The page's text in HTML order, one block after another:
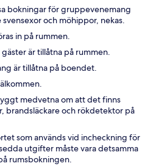
bokningar för gruppevenemang
och möhippor, nekas.
in på rummen.
är tillåtna på rummen.
är tillåtna på boendet.
medvetna om att det finns
brandsläckare och rökdetektor på
som används vid incheckning för
utgifter måste vara detsamma
rumsbokningen.